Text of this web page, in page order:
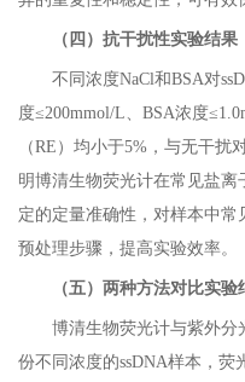
（四）抗干扰性实验结果
不同浓度NaCl和BSA对
度≤200mmol/L、BSA浓度
（RE）均小于5%，与无干扰
明博清生物荧光计在常见盐
定的定量准确性，对样本中
预处理步骤，提高实验效率。
（五）两种方法对比实验
博清生物荧光计与紫外分
份不同浓度的ssDNA样本，荧